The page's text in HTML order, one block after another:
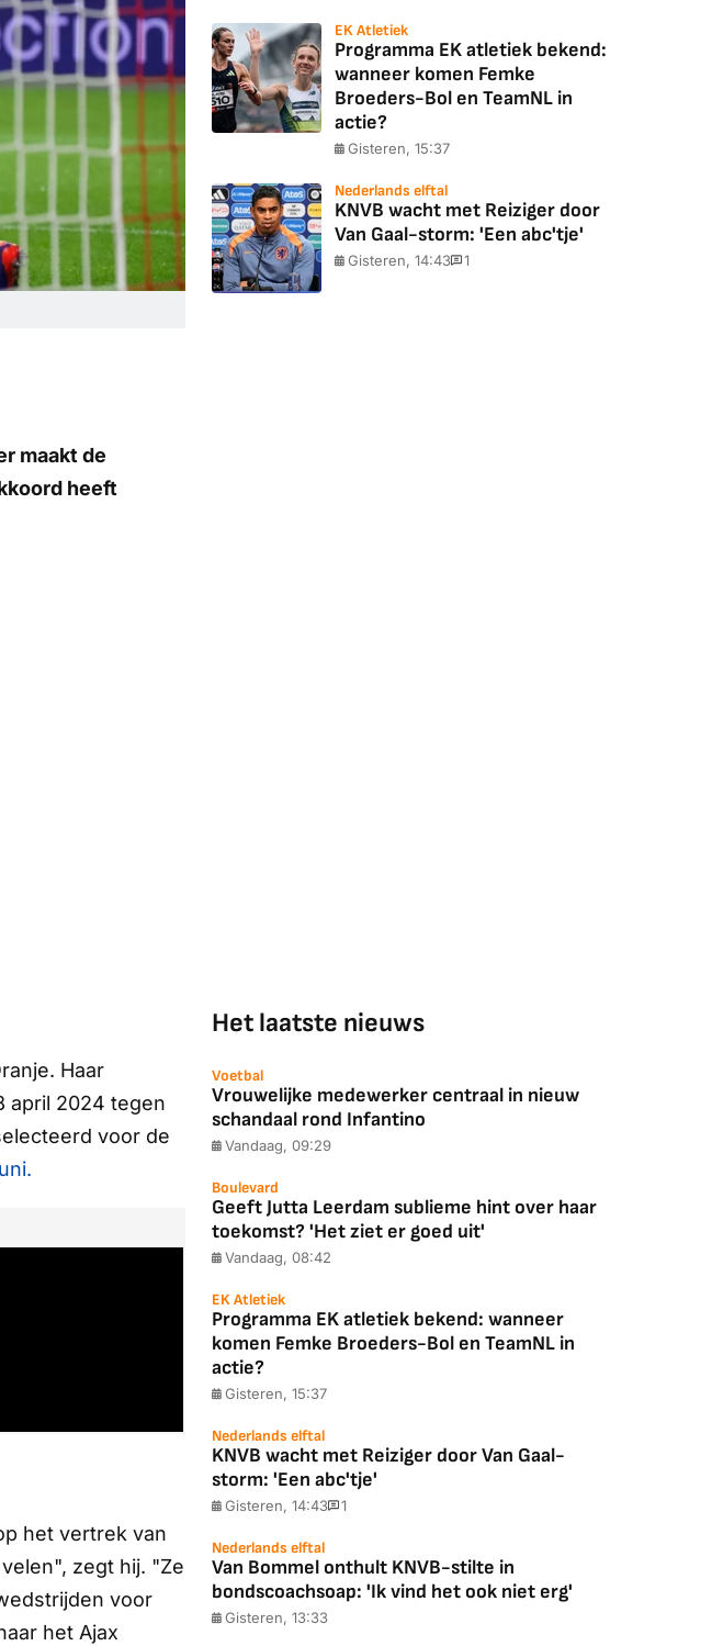
maakt de
heeft
Haar
april 2024 tegen
voor de
het vertrek van
zegt hij. "Ze
voor
het Ajax
EK Atletiek
Programma EK atletiek bekend:
wanneer komen Femke
Broeders-Bol en TeamNL in
actie?
Gisteren, 15:37
Nederlands elftal
KNVB wacht met Reiziger door
Van Gaal-storm: 'Een abc'tje'
Gisteren, 14:43 1
Het laatste nieuws
Voetbal
Vrouwelijke medewerker centraal in nieuw
schandaal rond Infantino
Vandaag, 09:29
Boulevard
Geeft Jutta Leerdam sublieme hint over haar
toekomst? 'Het ziet er goed uit'
Vandaag, 08:42
EK Atletiek
Programma EK atletiek bekend: wanneer
komen Femke Broeders-Bol en TeamNL in
actie?
Gisteren, 15:37
Nederlands elftal
KNVB wacht met Reiziger door Van Gaal-
storm: 'Een abc'tje'
Gisteren, 14:43 1
Nederlands elftal
Van Bommel onthult KNVB-stilte in
bondscoachsoap: 'Ik vind het ook niet erg'
Gisteren, 13:33